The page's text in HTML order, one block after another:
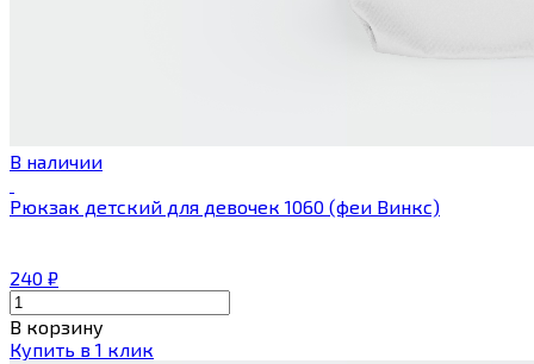
В наличии
Рюкзак детский для девочек 1060 (феи Винкс)
240 ₽
В корзину
Купить в 1 клик